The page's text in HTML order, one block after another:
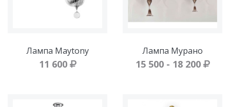
Лампа Maytony
11 600
Лампа Мурано
15 500 - 18 200